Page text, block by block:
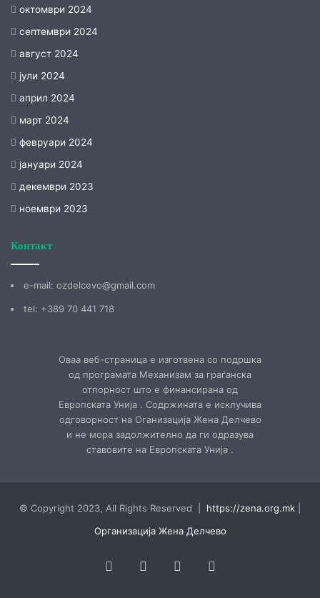
октомври 2024
септември 2024
август 2024
јули 2024
април 2024
март 2024
февруари 2024
јануари 2024
декември 2023
ноември 2023
Контакт
е-mail: ozdelcevo@gmail.com
tel: +389 70 441 718
Оваа веб-страница е изготвена со подршка
од програмата Механизам за граѓанска
отпорност што е финансирана од
Европската Унија . Содржината е исклучива
одговорност на Оганизација Жена Делчево
и не мора задолжително да ги одразува
ставовите на Европската Унија .
© Copyright 2023, All Rights Reserved | https://zena.org.mk
Организација Жена Делчево
FacebookYouTubeInstagram